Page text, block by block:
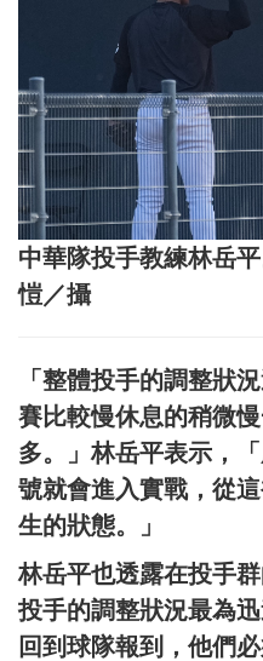
中華隊投手教練林岳
愷／攝
「整體投手的調整狀
賽比較慢休息的稍微
多。」林岳平表示，
號就會進入實戰，從
生的狀態。」
林岳平也透露在投手
投手的調整狀況最為
回到球隊報到，他們